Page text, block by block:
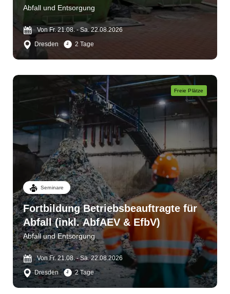
Abfall und Entsorgung
Von Fr. 21.08. - Sa. 22.08.2026
Dresden
2 Tage
Freie Plätze
Seminare
Fortbildung Betriebsbeauftragte für
Abfall (inkl. AbfAEV & EfbV)
Abfall und Entsorgung
Von Fr. 21.08. - Sa. 22.08.2026
Dresden
2 Tage